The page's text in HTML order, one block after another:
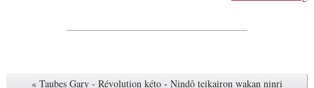
« Taubes Gary - Révolution kéto - Nindô teikairon wakan ninri